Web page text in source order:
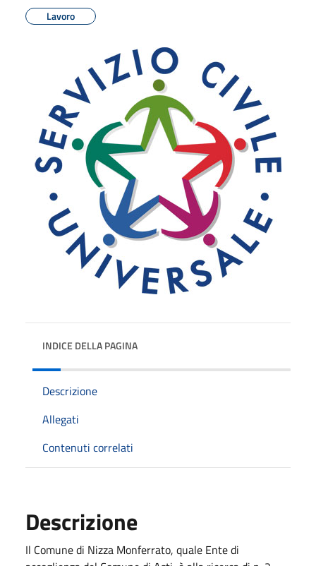
Lavoro
INDICE DELLA PAGINA
Descrizione
Allegati
Contenuti correlati
Descrizione
Il Comune di Nizza Monferrato, quale Ente di